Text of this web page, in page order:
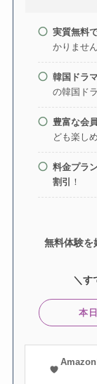
実質無料
かりません
韓国ドラ
の韓国ド
豊富な会
ども楽し
料金プラ
割引
！
無料体験を
＼す
本
Amazon